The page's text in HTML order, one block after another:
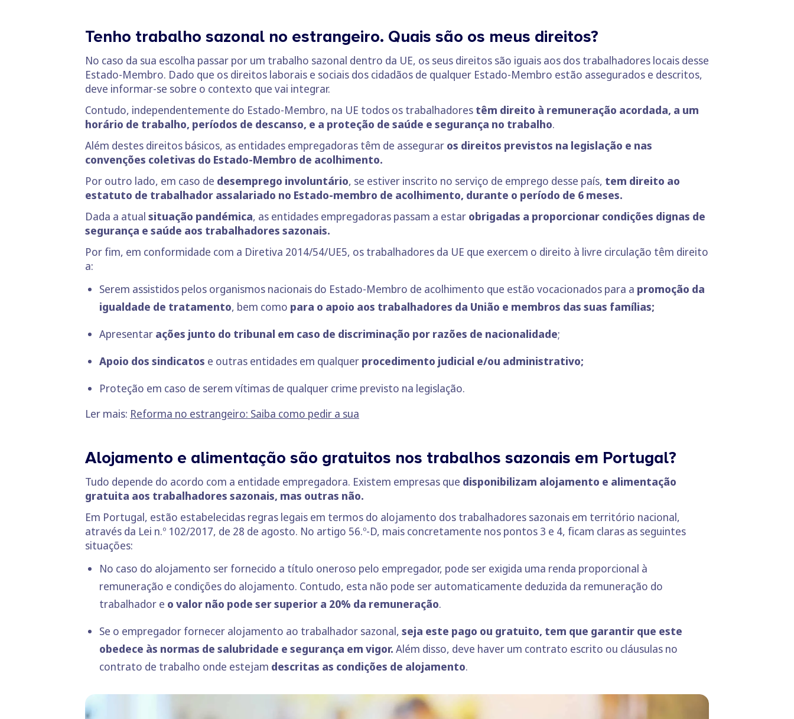
Tenho trabalho sazonal no estrangeiro. Quais são os meus direitos?
No caso da sua escolha passar por um trabalho sazonal dentro da UE, os seus direitos são iguais aos dos trabalhadores locais desse
Estado-Membro. Dado que os direitos laborais e sociais dos cidadãos de qualquer Estado-Membro estão assegurados e descritos,
deve informar-se sobre o contexto que vai integrar.
Contudo, independentemente do Estado-Membro, na UE todos os trabalhadores têm direito à remuneração acordada, a um
horário de trabalho, períodos de descanso, e a proteção de saúde e segurança no trabalho.
Além destes direitos básicos, as entidades empregadoras têm de assegurar os direitos previstos na legislação e nas
convenções coletivas do Estado-Membro de acolhimento.
Por outro lado, em caso de desemprego involuntário, se estiver inscrito no serviço de emprego desse país, tem direito ao
estatuto de trabalhador assalariado no Estado-membro de acolhimento, durante o período de 6 meses.
Dada a atual situação pandémica, as entidades empregadoras passam a estar obrigadas a proporcionar condições dignas de
segurança e saúde aos trabalhadores sazonais.
Por fim, em conformidade com a Diretiva 2014/54/UE5, os trabalhadores da UE que exercem o direito à livre circulação têm direito
a:
Serem assistidos pelos organismos nacionais do Estado-Membro de acolhimento que estão vocacionados para a promoção da
igualdade de tratamento, bem como para o apoio aos trabalhadores da União e membros das suas famílias;
Apresentar ações junto do tribunal em caso de discriminação por razões de nacionalidade;
Apoio dos sindicatos e outras entidades em qualquer procedimento judicial e/ou administrativo;
Proteção em caso de serem vítimas de qualquer crime previsto na legislação.
Ler mais: Reforma no estrangeiro: Saiba como pedir a sua
Alojamento e alimentação são gratuitos nos trabalhos sazonais em Portugal?
Tudo depende do acordo com a entidade empregadora. Existem empresas que disponibilizam alojamento e alimentação
gratuita aos trabalhadores sazonais, mas outras não.
Em Portugal, estão estabelecidas regras legais em termos do alojamento dos trabalhadores sazonais em território nacional,
através da Lei n.º 102/2017, de 28 de agosto. No artigo 56.º-D, mais concretamente nos pontos 3 e 4, ficam claras as seguintes
situações:
No caso do alojamento ser fornecido a título oneroso pelo empregador, pode ser exigida uma renda proporcional à
remuneração e condições do alojamento. Contudo, esta não pode ser automaticamente deduzida da remuneração do
trabalhador e o valor não pode ser superior a 20% da remuneração.
Se o empregador fornecer alojamento ao trabalhador sazonal, seja este pago ou gratuito, tem que garantir que este
obedece às normas de salubridade e segurança em vigor. Além disso, deve haver um contrato escrito ou cláusulas no
contrato de trabalho onde estejam descritas as condições de alojamento.